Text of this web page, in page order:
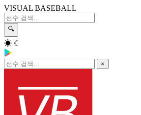
VISUAL BASEBALL
🔍
☀ ☾
×